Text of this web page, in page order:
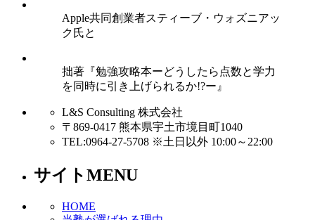
Apple共同創業者スティーブ・ウォズニアッ
ク氏と
拙著『勉強攻略本ーどうしたら点数と学力
を同時に引き上げられるか!?ー』
L&S Consulting 株式会社
〒869-0417 熊本県宇土市境目町1040
TEL:0964-27-5708 ※土日以外 10:00～22:00
サイトMENU
HOME